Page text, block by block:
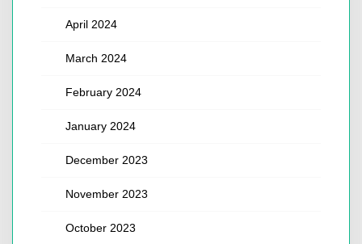
April 2024
March 2024
February 2024
January 2024
December 2023
November 2023
October 2023